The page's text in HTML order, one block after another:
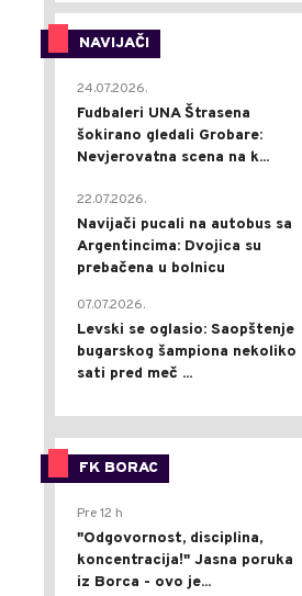
NAVIJAČI
24.07.2026.
Fudbaleri UNA Štrasena
šokirano gledali Grobare:
Nevjerovatna scena na k...
22.07.2026.
Navijači pucali na autobus sa
Argentincima: Dvojica su
prebačena u bolnicu
07.07.2026.
Levski se oglasio: Saopštenje
bugarskog šampiona nekoliko
sati pred meč ...
FK BORAC
Pre 12 h
"Odgovornost, disciplina,
koncentracija!" Jasna poruka
iz Borca - ovo je...